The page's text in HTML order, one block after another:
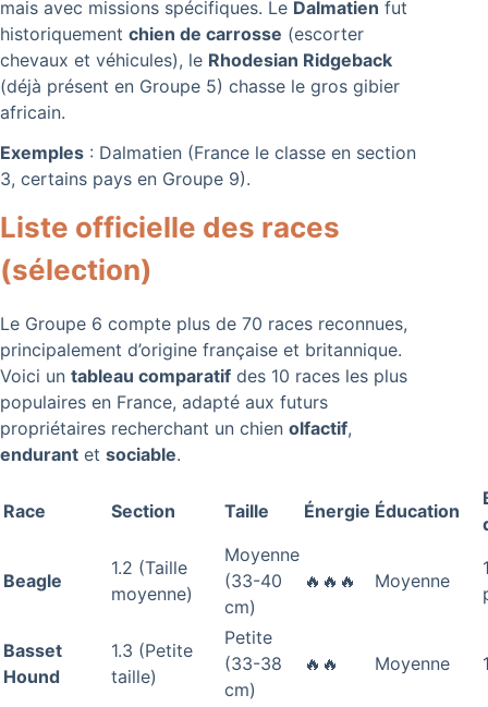
mais avec missions spécifiques. Le Dalmatien fut
historiquement chien de carrosse (escorter
chevaux et véhicules), le Rhodesian Ridgeback
(déjà présent en Groupe 5) chasse le gros gibier
africain.
Exemples : Dalmatien (France le classe en section
3, certains pays en Groupe 9).
Liste officielle des races
(sélection)
Le Groupe 6 compte plus de 70 races reconnues,
principalement d’origine française et britannique.
Voici un tableau comparatif des 10 races les plus
populaires en France, adapté aux futurs
propriétaires recherchant un chien olfactif,
endurant et sociable.
Race Section Taille Énergie Éducation
Beagle
1.2 (Taille
moyenne)
Moyenne
(33-40
cm)
🔥🔥🔥 Moyenne
Basset
Hound
1.3 (Petite
taille)
Petite
(33-38
cm)
🔥🔥 Moyenne